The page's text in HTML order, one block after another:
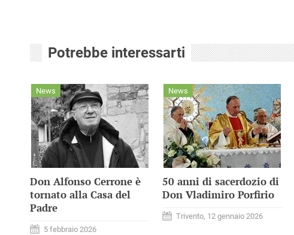
Potrebbe interessarti
Don Alfonso Cerrone è
tornato alla Casa del
Padre
5 febbraio 2026
News
50 anni di sacerdozio di
Don Vladimiro Porfirio
Trivento, 12 gennaio 2026
News